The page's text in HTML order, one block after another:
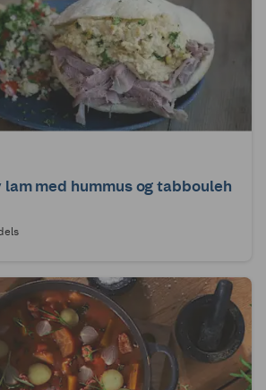
lam med hummus og tabbouleh